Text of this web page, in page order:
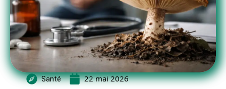
Santé 22 mai 2026